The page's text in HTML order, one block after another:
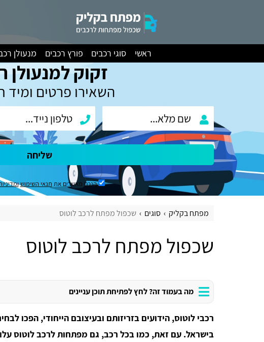
ראשי סוגי רכבים פורץ רכבים מנעולן
זקוק למנעולן
השאירו פרטים ומיד
שליחה
הנכם מאשרים את תנאי השימוש
מפתח בקליק סוגים שכפול מפתח לרכב לוטוס
שכפול מפתח לרכב לוטוס
מה בעמוד זה? לחץ לפתיחת תוכן עניינים
רכבי לוטוס, הידועים בזריזותם ובעיצובם הייחודי, הפכו
בישראל.עם זאת, כמו בכל רכב, גם מפתחות לרכב לוטוס